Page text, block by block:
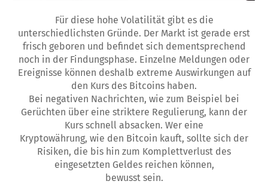
Für diese hohe Volatilität gibt es die
unterschiedlichsten Gründe. Der Markt ist gerade erst
frisch geboren und befindet sich dementsprechend
noch in der Findungsphase. Einzelne Meldungen oder
Ereignisse können deshalb extreme Auswirkungen auf
den Kurs des Bitcoins haben.
Bei negativen Nachrichten, wie zum Beispiel bei
Gerüchten über eine striktere Regulierung, kann der
Kurs schnell absacken. Wer eine
Kryptowährung, wie den Bitcoin kauft, sollte sich der
Risiken, die bis hin zum Komplettverlust des
eingesetzten Geldes reichen können,
bewusst sein.